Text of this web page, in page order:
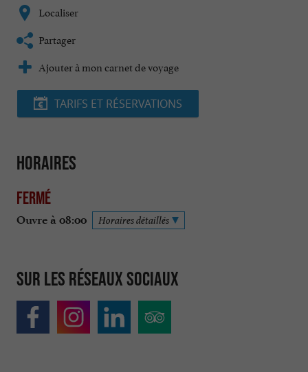
Localiser
Partager
Ajouter à mon carnet de voyage
TARIFS ET RÉSERVATIONS
Horaires
Fermé
Ouvre à 08:00 Horaires détaillés
Sur les réseaux sociaux